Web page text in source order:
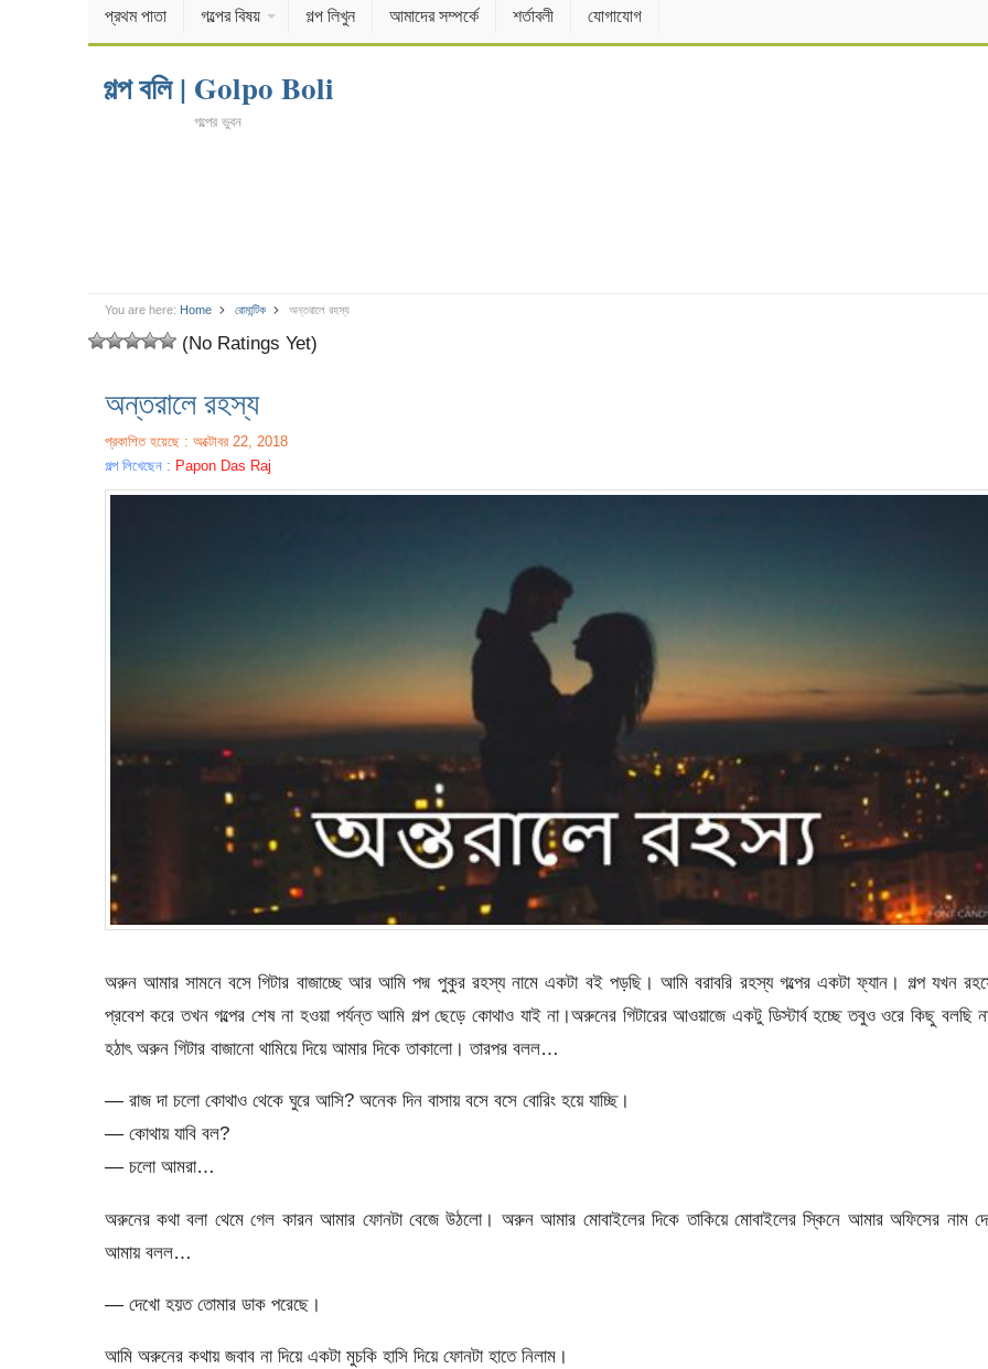
প্রথম পাতা গল্পের বিষয় গল্প লিখুন আমাদের সম্পর্কে শর্তাবলী যোগাযোগ
গল্প বলি | Golpo Boli
গল্পের ভুবন
You are here: Home রোমান্টিক অন্তরালে রহস্য
(No Ratings Yet)
অন্তরালে রহস্য
প্রকাশিত হয়েছে : অক্টোবর 22, 2018
গল্প লিখেছেন : Papon Das Raj
অরুন আমার সামনে বসে গিটার বাজাচ্ছে আর আমি পদ্ম পুকুর রহস্য নামে একটা বই পড়ছি। আমি বরাবরি রহস্য গল্পের একটা ফ্যান। গল্প যখন
প্রবেশ করে তখন গল্পের শেষ না হওয়া পর্যন্ত আমি গল্প ছেড়ে কোথাও যাই না।অরুনের গিটারের আওয়াজে একটু ডিস্টার্ব হচ্ছে তবুও ওরে কিছু বলছি
হঠাৎ অরুন গিটার বাজানো থামিয়ে দিয়ে আমার দিকে তাকালো। তারপর বলল…
— রাজ দা চলো কোথাও থেকে ঘুরে আসি? অনেক দিন বাসায় বসে বসে বোরিং হয়ে যাচ্ছি।
— কোথায় যাবি বল?
— চলো আমরা…
অরুনের কথা বলা থেমে গেল কারন আমার ফোনটা বেজে উঠলো। অরুন আমার মোবাইলের দিকে তাকিয়ে মোবাইলের স্কিনে আমার অফিসের নাম
আমায় বলল…
— দেখো হয়ত তোমার ডাক পরেছে।
আমি অরুনের কথায় জবাব না দিয়ে একটা মুচকি হাসি দিয়ে ফোনটা হাতে নিলাম।